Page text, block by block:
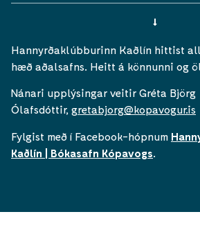
Hannyrðaklúbburinn Kaðlín hittist
hæð aðalsafns. Heitt á könnunni og
Nánari upplýsingar veitir Gréta Björg
Ólafsdóttir, gretabjorg@kopavogur.is
Fylgist með í Facebook-hópnum
Kaðlín | Bókasafn Kópavogs